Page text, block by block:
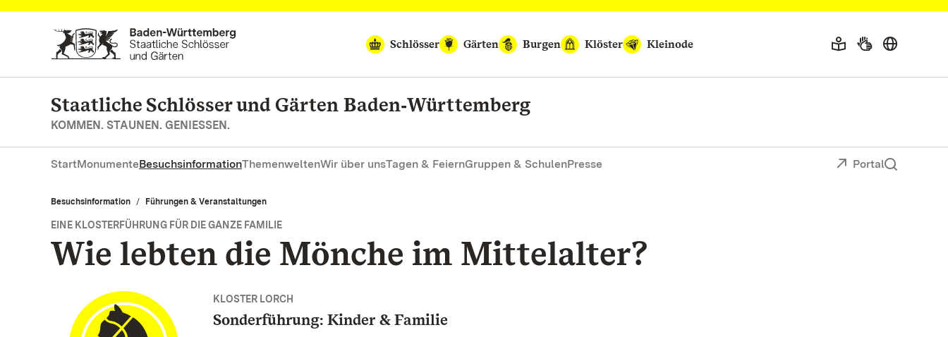
Zum Hauptinhalt springen
Schlösser
Gärten Burgen Klöster Kleinode
Staatliche Schlösser und Gärten Baden‑Württemberg
KOMMEN. STAUNEN. GENIESSEN.
StartMonumenteBesuchsinformationThemenweltenWir über unsTagen & FeiernGruppen & SchulenPresse Portal
Besuchsinformation Führungen & Veranstaltungen
EINE KLOSTERFÜHRUNG FÜR DIE GANZE FAMILIE
Wie lebten die Mönche im Mittelalter?
KLOSTER LORCH
Sonderführung: Kinder & Familie